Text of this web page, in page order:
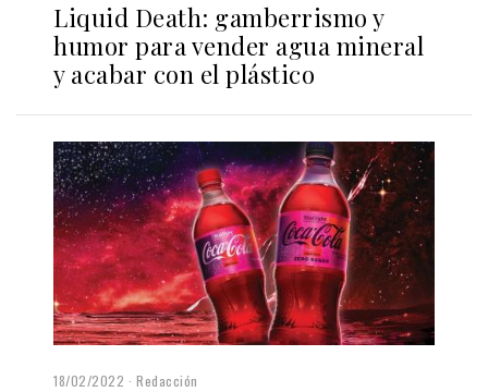
Liquid Death: gamberrismo y
humor para vender agua mineral
y acabar con el plástico
18/02/2022 Redacción